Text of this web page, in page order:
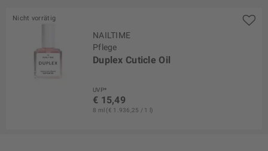
Nicht vorrätig
NAILTIME
Pflege
Duplex Cuticle Oil
UVP*
€ 15,49
8 ml (€ 1.936,25 / 1 l)